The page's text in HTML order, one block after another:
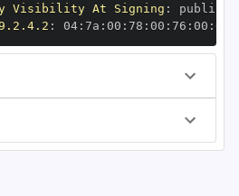
Visibility At Signing :
: 04: 7a : 00 : 78 : 00 : 76 : 00 : dd